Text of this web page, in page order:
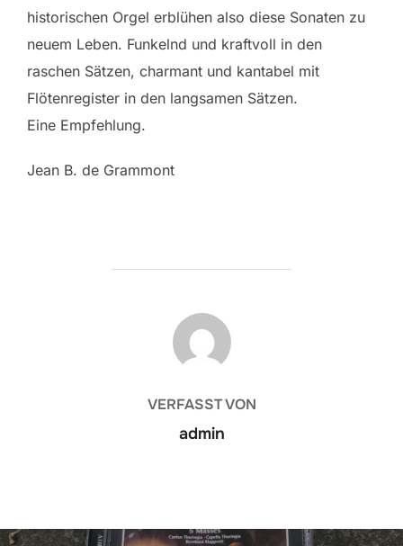
historischen Orgel erblühen also diese Sonaten zu
neuem Leben. Funkelnd und kraftvoll in den
raschen Sätzen, charmant und kantabel mit
Flötenregister in den langsamen Sätzen.
Eine Empfehlung.
Jean B. de Grammont
BEITRAGSAUTOR
VERFASST VON
admin